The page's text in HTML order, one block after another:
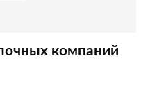
компаний